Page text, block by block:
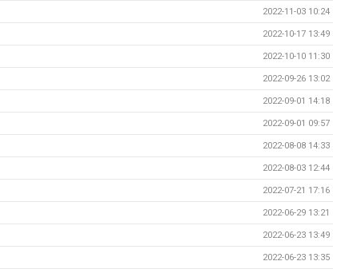
2022-11-03 10:24
2022-10-17 13:49
2022-10-10 11:30
2022-09-26 13:02
2022-09-01 14:18
2022-09-01 09:57
2022-08-08 14:33
2022-08-03 12:44
2022-07-21 17:16
2022-06-29 13:21
2022-06-23 13:49
2022-06-23 13:35